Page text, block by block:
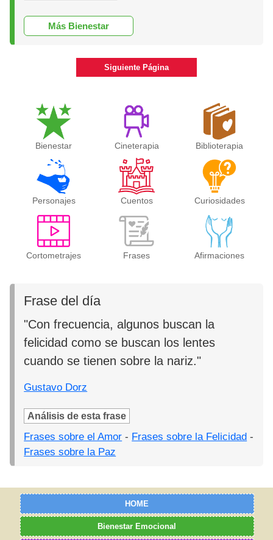
Más Bienestar
Siguiente Página
Bienestar Cineterapia Biblioterapia
Personajes Cuentos Curiosidades
Cortometrajes Frases Afirmaciones
Frase del día
"Con frecuencia, algunos buscan la
felicidad como se buscan los lentes
cuando se tienen sobre la nariz."
Gustavo Dorz
Análisis de esta frase
Frases sobre el Amor - Frases sobre la Felicidad -
Frases sobre la Paz
HOME
Bienestar Emocional